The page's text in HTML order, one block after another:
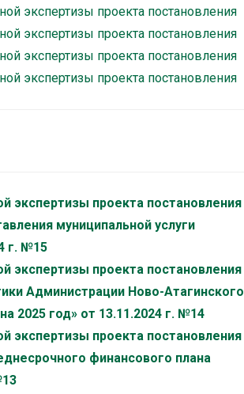
экспертизы проекта постановления
экспертизы проекта постановления
экспертизы проекта постановления
экспертизы проекта постановления
экспертизы проекта постановления
муниципальной услуги
г. №15
экспертизы проекта постановления
Администрации Ново-Атагинского
2025 год» от 13.11.2024 г. №14
экспертизы проекта постановления
финансового плана